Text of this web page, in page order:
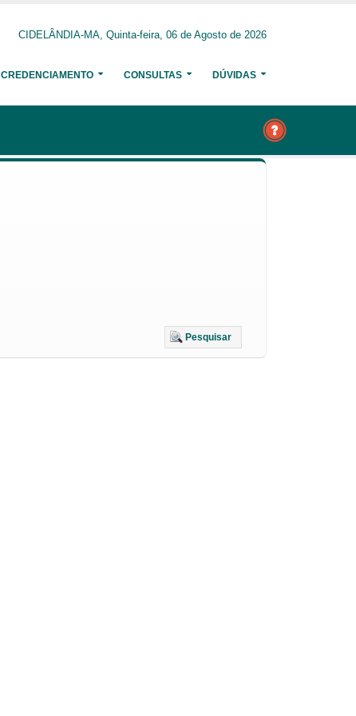
CIDELÂNDIA-MA, Quinta-feira, 06 de Agosto de 2026
CREDENCIAMENTO CONSULTAS DÚVIDAS
Pesquisar